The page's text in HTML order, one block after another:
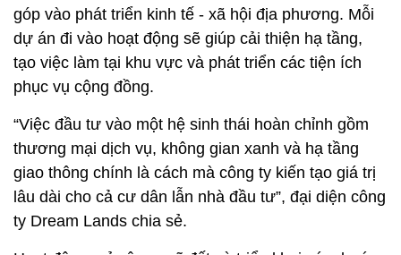
góp vào phát triển kinh tế - xã hội địa phương. Mỗi
dự án đi vào hoạt động sẽ giúp cải thiện hạ tầng,
tạo việc làm tại khu vực và phát triển các tiện ích
phục vụ cộng đồng.
“Việc đầu tư vào một hệ sinh thái hoàn chỉnh gồm
thương mại dịch vụ, không gian xanh và hạ tầng
giao thông chính là cách mà công ty kiến tạo giá trị
lâu dài cho cả cư dân lẫn nhà đầu tư”, đại diện công
ty Dream Lands chia sẻ.